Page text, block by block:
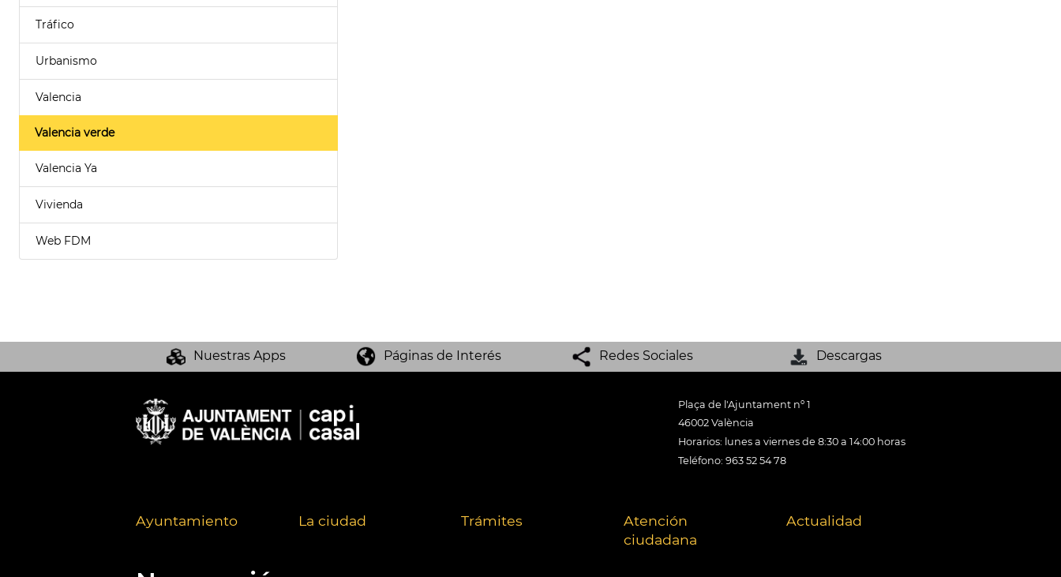
Tráfico
Urbanismo
Valencia
Valencia verde
Valencia Ya
Vivienda
Web FDM
Nuestras Apps Páginas de Interés Redes Sociales Descargas
Plaça de l'Ajuntament nº 1
46002 València
Horarios: lunes a viernes de 8:30 a 14:00 horas
Teléfono: 963 52 54 78
Ayuntamiento La ciudad Trámites
Atención
ciudadana
Actualidad